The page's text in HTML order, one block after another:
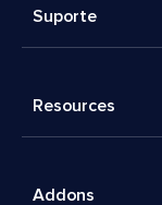
Suporte
Resources
Addons